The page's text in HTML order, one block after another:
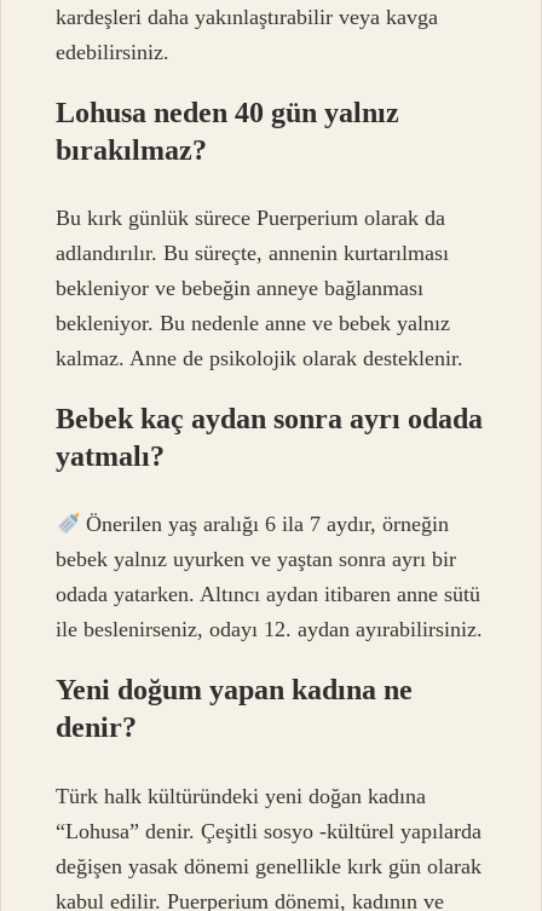
kardeşleri daha yakınlaştırabilir veya kavga
edebilirsiniz.
Lohusa neden 40 gün yalnız
bırakılmaz?
Bu kırk günlük sürece Puerperium olarak da
adlandırılır. Bu süreçte, annenin kurtarılması
bekleniyor ve bebeğin anneye bağlanması
bekleniyor. Bu nedenle anne ve bebek yalnız
kalmaz. Anne de psikolojik olarak desteklenir.
Bebek kaç aydan sonra ayrı odada
yatmalı?
Önerilen yaş aralığı 6 ila 7 aydır, örneğin
bebek yalnız uyurken ve yaştan sonra ayrı bir
odada yatarken. Altıncı aydan itibaren anne sütü
ile beslenirseniz, odayı 12. aydan ayırabilirsiniz.
Yeni doğum yapan kadına ne
denir?
Türk halk kültüründeki yeni doğan kadına
“Lohusa” denir. Çeşitli sosyo -kültürel yapılarda
değişen yasak dönemi genellikle kırk gün olarak
kabul edilir. Puerperium dönemi, kadının ve